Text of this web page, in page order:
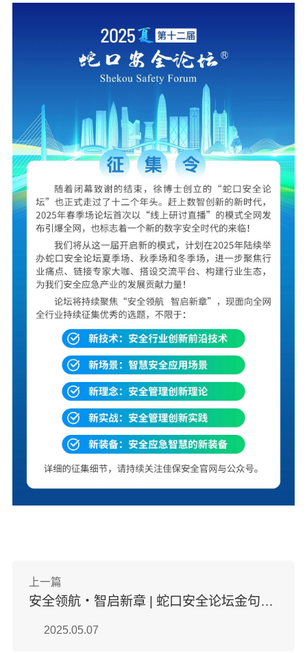
上一篇
安全领航・智启新章 | 蛇口安全论坛金句盘点
2025.05.07